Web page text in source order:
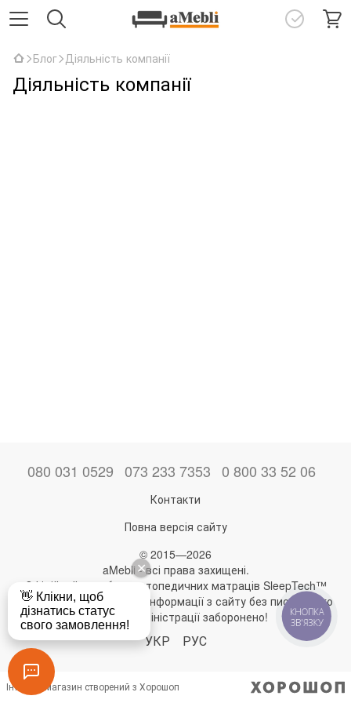
Блог Діяльність компанії
Діяльність компанії
080 031 0529 073 233 7353 0 800 33 52 06
Контакти
Повна версія сайту
© 2015—2026
aMebli - всі права захищені.
Офіційний виробник ортопедичних матраців SleepTech™
Будь-яке використання інформації з сайту без письмового
дозволу адміністрації заборонено!
УКР РУС
Інтернет-магазин створений з Хорошоп
КНОПКА
ЗВ'ЯЗКУ